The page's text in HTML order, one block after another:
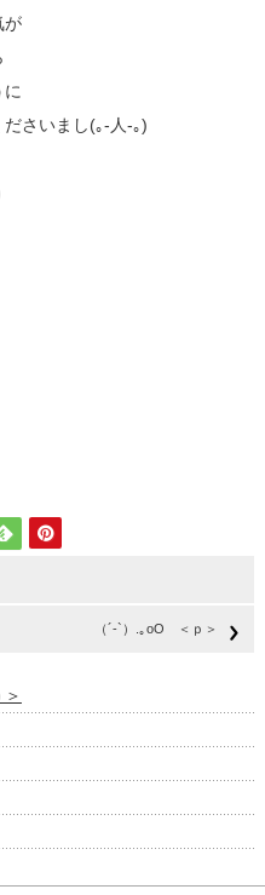
が
さいまし(｡-人-｡)
（´-`）.｡oO ＜ｐ＞